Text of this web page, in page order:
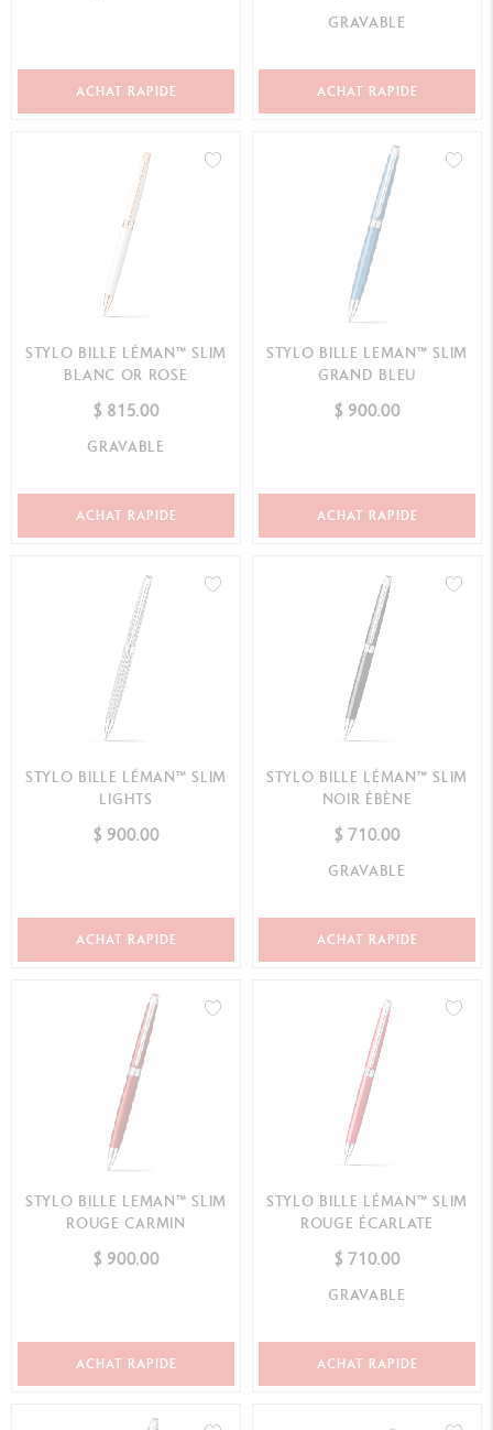
ACHAT RAPIDE
GRAVABLE
ACHAT RAPIDE
STYLO BILLE LÉMAN™ SLIM
BLANC OR ROSE
$ 815.00
GRAVABLE
ACHAT RAPIDE
STYLO BILLE LEMAN™ SLIM
GRAND BLEU
$ 900.00
ACHAT RAPIDE
STYLO BILLE LÉMAN™ SLIM
LIGHTS
$ 900.00
ACHAT RAPIDE
STYLO BILLE LÉMAN™ SLIM
NOIR ÉBÈNE
$ 710.00
GRAVABLE
ACHAT RAPIDE
STYLO BILLE LEMAN™ SLIM
ROUGE CARMIN
$ 900.00
ACHAT RAPIDE
STYLO BILLE LÉMAN™ SLIM
ROUGE ÉCARLATE
$ 710.00
GRAVABLE
ACHAT RAPIDE